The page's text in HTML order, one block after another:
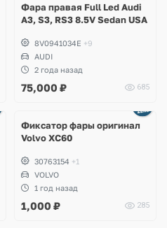
Фара правая Full Led Audi
A3, S3, RS3 8.5V Sedan USA
8V0941034E +9
AUDI
2 года назад
75,000 ₽ 685
Фиксатор фары оригинал
Volvo XC60
30763154 +1
VOLVO
1 год назад
1,000 ₽ 285